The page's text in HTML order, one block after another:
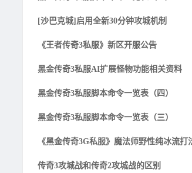
[沙巴克城]启用全新30分钟攻城机制
《王者传奇3私服》新区开服公告
黑金传奇3私服AI扩展怪物功能相关资料
黑金传奇3私服脚本命令一览表（四）
黑金传奇3私服脚本命令一览表（三）
《黑金传奇3G私服》魔法师野性纯冰流打
传奇3攻城战和传奇2攻城战的区别